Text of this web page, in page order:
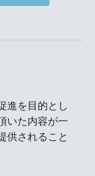
進を目的とし
いた内容が一
供されること